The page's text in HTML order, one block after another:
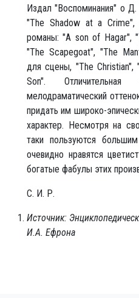
Издал "Воспоминания" о
"The Shadow at a
романы: "A son of Hagar",
"The Scapegoat", "The
для сцены, "The
Son".
мелодраматический
придать им широко-
характер. Несмотря на
таки пользуются
очевидно нравятся
богатые фабулы этих
С. И. Р.
Источник:
И.А. Ефрона